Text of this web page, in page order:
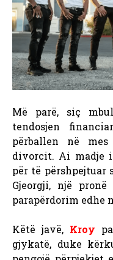
Më parë, siç
tendosjen
përballen në
divorcit. Ai madje
për të përshpejtuar
Gjeorgji, një
parapërdorim edhe
Këtë javë, Kroy
gjykatë, duke